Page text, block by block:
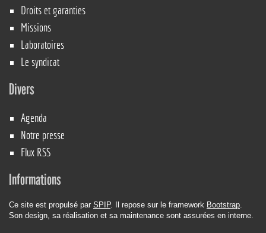
Droits et garanties
Missions
Laboratoires
Le syndicat
Divers
Agenda
Notre presse
Flux RSS
Informations
Ce site est propulsé par SPIP. Il repose sur le framework Bootstrap.
Son design, sa réalisation et sa maintenance sont assurées en interne.